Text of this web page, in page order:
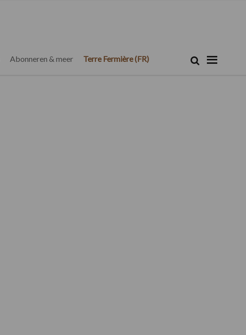
Abonneren & meer Terre Fermière (FR) Zoek